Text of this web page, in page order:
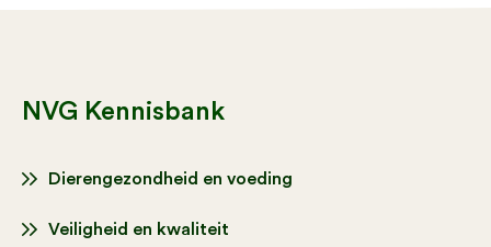
NVG Kennisbank
Dierengezondheid en voeding
Veiligheid en kwaliteit